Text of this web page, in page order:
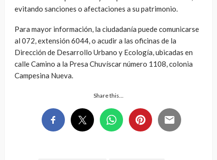
evitando sanciones o afectaciones a su patrimonio.
Para mayor información, la ciudadanía puede comunicarse
al 072, extensión 6044, o acudir a las oficinas de la
Dirección de Desarrollo Urbano y Ecología, ubicadas en
calle Camino a la Presa Chuvíscar número 1108, colonia
Campesina Nueva.
Share this…